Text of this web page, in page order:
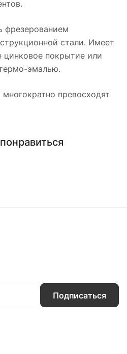
фрезерованием
стали. Имеет
цинковое покрытие или
эмалью.
превосходят
Подписаться